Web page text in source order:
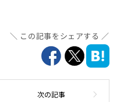
この記事をシェアする